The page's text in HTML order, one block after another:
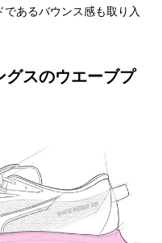
あるバウンス感も取り入
グスのウエーブプ